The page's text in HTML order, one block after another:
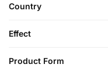
Country
Effect
Product Form